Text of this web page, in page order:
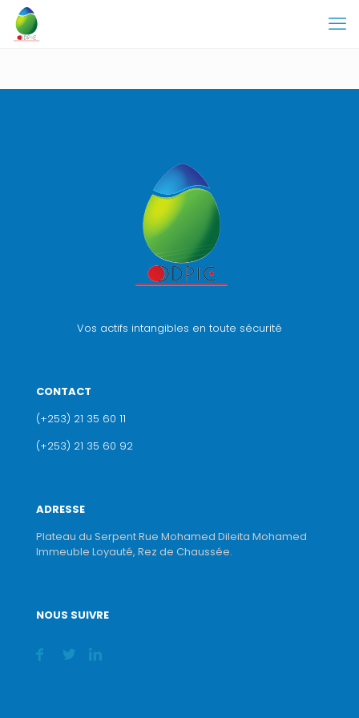
Vos actifs intangibles en toute sécurité
CONTACT
(+253) 21 35 60 11
(+253) 21 35 60 92
ADRESSE
Plateau du Serpent Rue Mohamed Dileita Mohamed
Immeuble Loyauté, Rez de Chaussée.
NOUS SUIVRE